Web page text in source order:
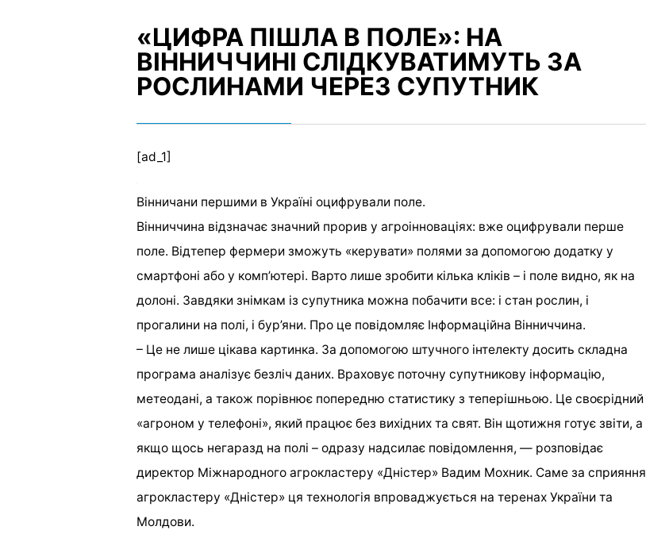
«ЦИФРА ПІШЛА В ПОЛЕ»: НА
ВІННИЧЧИНІ СЛІДКУВАТИМУТЬ ЗА
РОСЛИНАМИ ЧЕРЕЗ СУПУТНИК
[ad_1]
Вінничани першими в Україні оцифрували поле.
Вінниччина відзначає значний прорив у агроінноваціях: вже оцифрували перше
поле. Відтепер фермери зможуть «керувати» полями за допомогою додатку у
смартфоні або у комп’ютері. Варто лише зробити кілька кліків – і поле видно, як на
долоні. Завдяки знімкам із супутника можна побачити все: і стан рослин, і
прогалини на полі, і бур’яни. Про це повідомляє Інформаційна Вінниччина.
– Це не лише цікава картинка. За допомогою штучного інтелекту досить складна
програма аналізує безліч даних. Враховує поточну супутникову інформацію,
метеодані, а також порівнює попередню статистику з теперішньою. Це своєрідний
«агроном у телефоні», який працює без вихідних та свят. Він щотижня готує звіти, а
якщо щось негаразд на полі – одразу надсилає повідомлення, — розповідає
директор Міжнародного агрокластеру «Дністер» Вадим Мохник. Саме за сприяння
агрокластеру «Дністер» ця технологія впроваджується на теренах України та
Молдови.